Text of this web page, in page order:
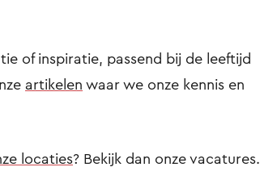
of inspiratie, passend bij de leeftijd
artikelen waar we onze kennis en
locaties? Bekijk dan onze vacatures.